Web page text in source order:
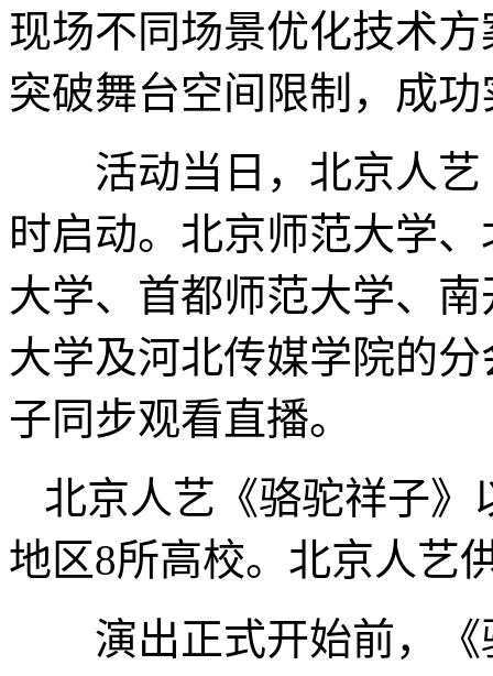
现场不同场景优化技术
突破舞台空间限制，成
活动当日，北京人艺
时启动。北京师范大学
大学、首都师范大学、
大学及河北传媒学院的
子同步观看直播。
北京人艺《骆驼祥子》
地区8所高校。北京人艺
演出正式开始前，《